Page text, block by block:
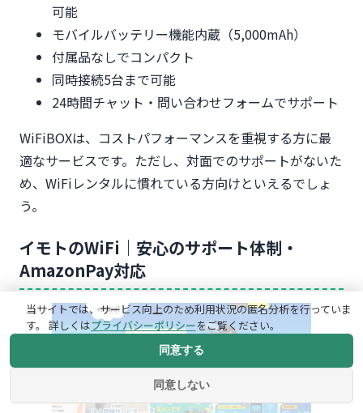
可能
モバイルバッテリー機能内蔵（5,000mAh）
付属品なしでコンパクト
同時接続5台まで可能
24時間チャット・問い合わせフォームでサポート
WiFiBOXは、コストパフォーマンスを重視する方に最
適なサービスです。ただし、対面でのサポートがないた
め、WiFiレンタルに慣れている方向けといえるでしょ
う。
イモトのWiFi｜安心のサポート体制・
AmazonPay対応
当サイトでは、サービス向上のため利用状況の匿名分析を行っていま
す。 詳しくはプライバシーポリシーをご覧ください。
同意しない
同意する